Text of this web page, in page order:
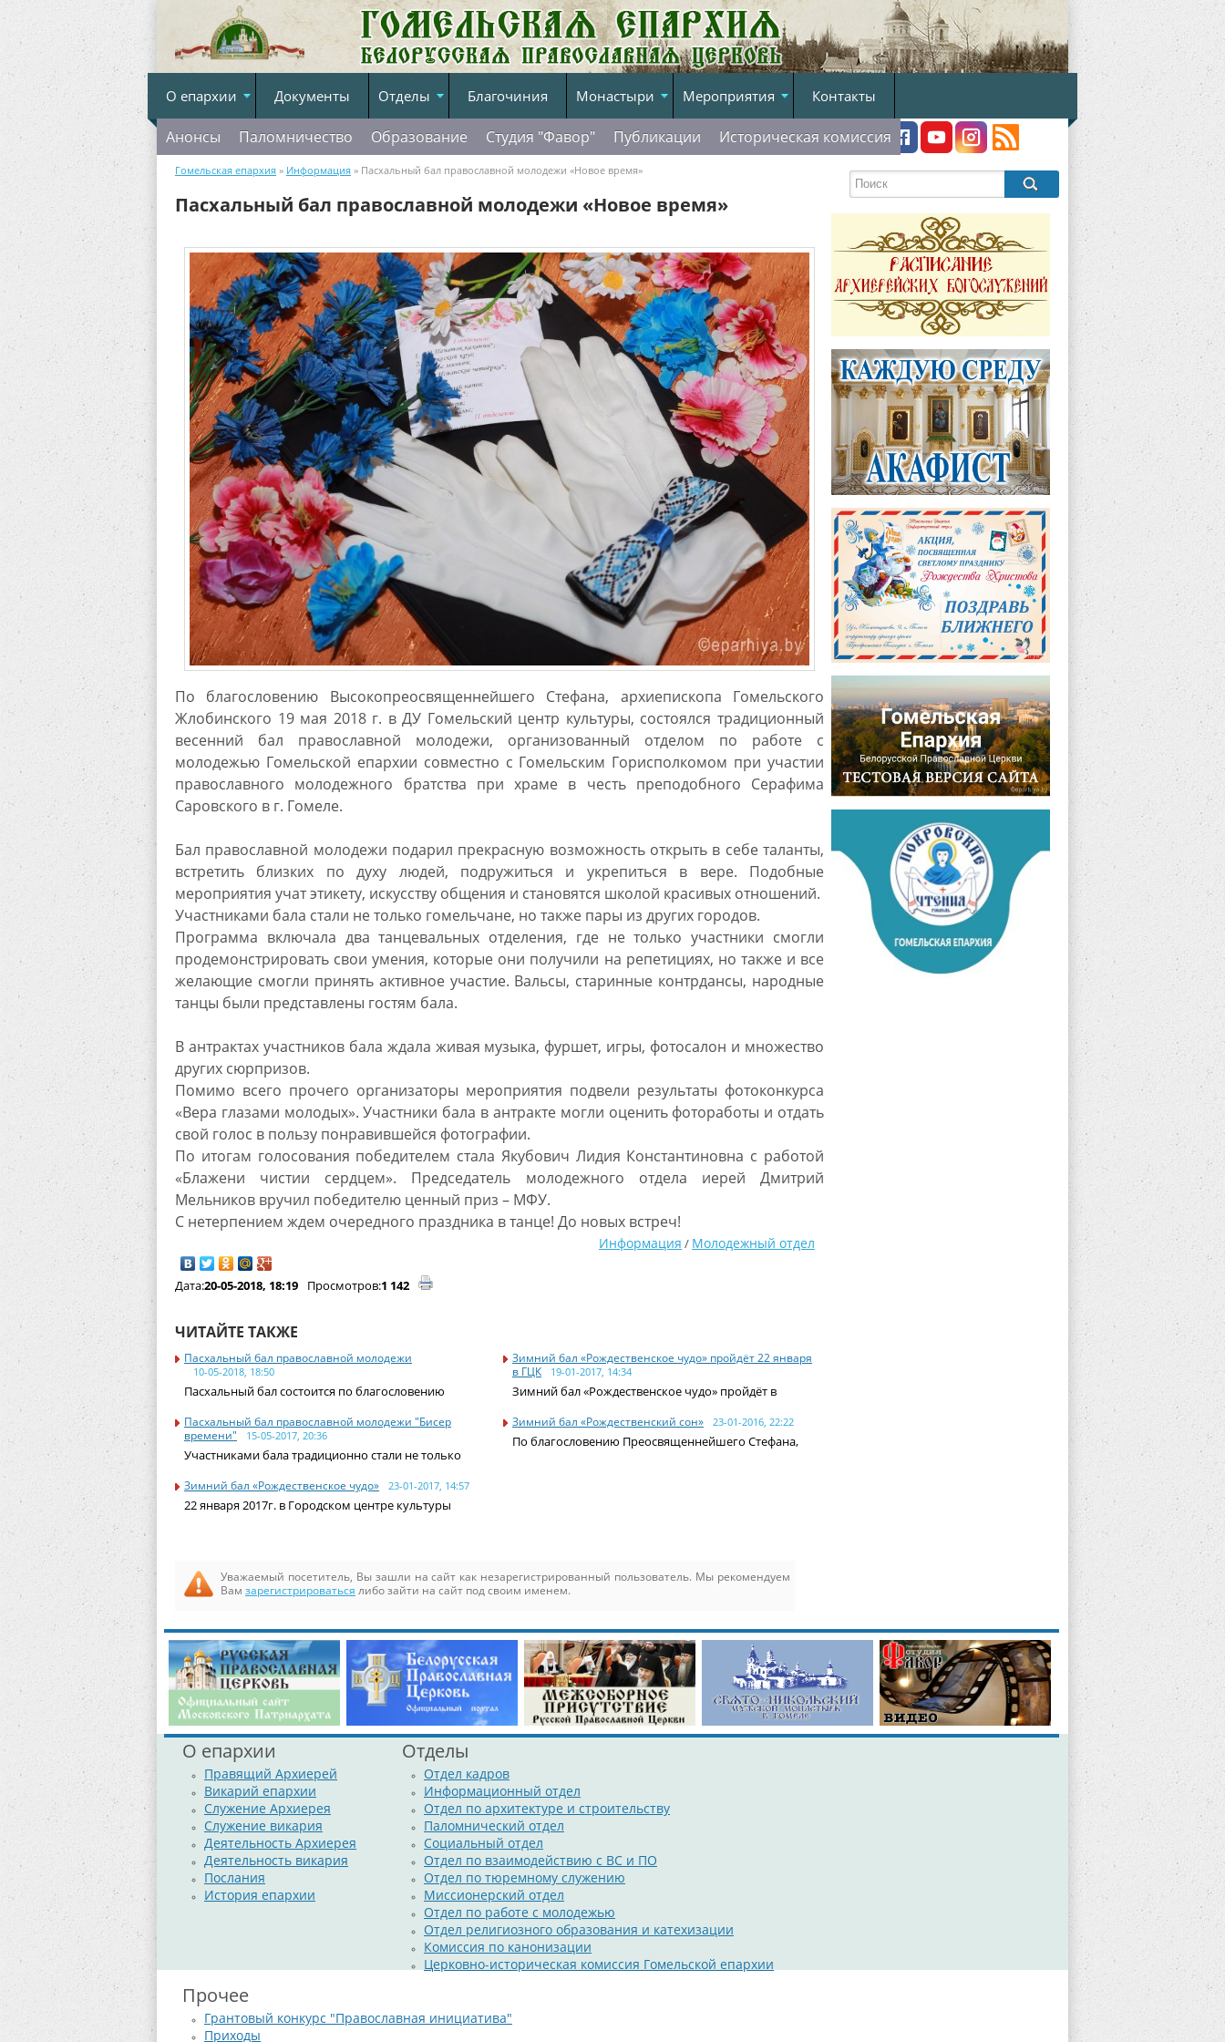
О епархии Документы Отделы Благочиния Монастыри Мероприятия Контакты
Анонсы Паломничество Образование Студия "Фавор" Публикации Историческая комиссия
Гомельская епархия » Информация » Пасхальный бал православной молодежи «Новое время»
Пасхальный бал православной молодежи «Новое время»
По благословению Высокопреосвященнейшего Стефана, архиепископа Гомельского
Жлобинского 19 мая 2018 г. в ДУ Гомельский центр культуры, состоялся традиционный
весенний бал православной молодежи, организованный отделом по работе с
молодежью Гомельской епархии совместно с Гомельским Горисполкомом при участии
православного молодежного братства при храме в честь преподобного Серафима
Саровского в г. Гомеле.
Бал православной молодежи подарил прекрасную возможность открыть в себе таланты,
встретить близких по духу людей, подружиться и укрепиться в вере. Подобные
мероприятия учат этикету, искусству общения и становятся школой красивых отношений.
Участниками бала стали не только гомельчане, но также пары из других городов.
Программа включала два танцевальных отделения, где не только участники смогли
продемонстрировать свои умения, которые они получили на репетициях, но также и все
желающие смогли принять активное участие. Вальсы, старинные контрдансы, народные
танцы были представлены гостям бала.
В антрактах участников бала ждала живая музыка, фуршет, игры, фотосалон и множество
других сюрпризов.
Помимо всего прочего организаторы мероприятия подвели результаты фотоконкурса
«Вера глазами молодых». Участники бала в антракте могли оценить фотоработы и отдать
свой голос в пользу понравившейся фотографии.
По итогам голосования победителем стала Якубович Лидия Константиновна с работой
«Блажени чистии сердцем». Председатель молодежного отдела иерей Дмитрий
Мельников вручил победителю ценный приз – МФУ.
С нетерпением ждем очередного праздника в танце! До новых встреч!
Информация / Молодежный отдел
Дата:20-05-2018, 18:19 Просмотров:1 142
ЧИТАЙТЕ ТАКЖЕ
Пасхальный бал православной молодежи
10-05-2018, 18:50
Пасхальный бал состоится по благословению
Зимний бал «Рождественское чудо» пройдёт 22 января
в ГЦК
19-01-2017, 14:34
Зимний бал «Рождественское чудо» пройдёт в
Пасхальный бал православной молодежи "Бисер
времени"
15-05-2017, 20:36
Участниками бала традиционно стали не только
Зимний бал «Рождественский сон» 23-01-2016, 22:22
По благословению Преосвященнейшего Стефана,
Зимний бал «Рождественское чудо» 23-01-2017, 14:57
22 января 2017г. в Городском центре культуры
Уважаемый посетитель, Вы зашли на сайт как незарегистрированный пользователь. Мы рекомендуем
Вам зарегистрироваться либо зайти на сайт под своим именем.
О епархии
Правящий Архиерей
Викарий епархии
Служение Архиерея
Служение викария
Деятельность Архиерея
Деятельность викария
Послания
История епархии
Отделы
Отдел кадров
Информационный отдел
Отдел по архитектуре и строительству
Паломнический отдел
Социальный отдел
Отдел по взаимодействию с ВС и ПО
Отдел по тюремному служению
Миссионерский отдел
Отдел по работе с молодежью
Отдел религиозного образования и катехизации
Комиссия по канонизации
Церковно-историческая комиссия Гомельской епархии
Прочее
Грантовый конкурс "Православная инициатива"
Приходы